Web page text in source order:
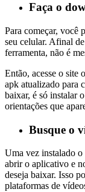
Faça o
Para começar, você
seu celular. Afinal
ferramenta, não é
Então, acesse o site
apk atualizado para
baixar, é só instalar
orientações que
Busque o
Uma vez instalado
abrir o aplicativo e
deseja baixar. Isso
plataformas de